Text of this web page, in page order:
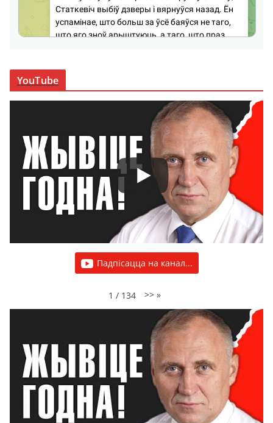
YouTube
Падпісацца на канал...
1 / 134 >> »